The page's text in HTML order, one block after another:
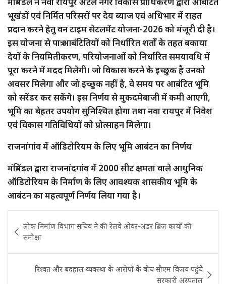
भूखंडों एवं निर्मित परिसरों पर देय ब्याज एवं अधिभार में राहत
प्रदान करने हेतु वन टाइम सेटलमेंट योजना-2026 को मंजूरी दी है।
इस योजना से पात्र आबंटितियों को निर्धारित शर्तों के तहत बकाया
देयों के नियमितीकरण, परियोजनाओं को निर्धारित समयावधि में
पूरा करने में मदद मिलेगी। जो विकास करने के इच्छुक है उनको
अवसर मिलेगा और जो इच्छुक नहीं है, वे समय पर आबंटित भूमि
को सरेंडर कर सकेंगे। इस निर्णय से मुकदमेबाजी में कमी आएगी,
भूमि का बेहतर उपयोग सुनिश्चित होगा तथा नवा रायपुर में निवेश
एवं विकास गतिविधियों को प्रोत्साहन मिलेगा।
राजनांगांव में ऑडिटोरियम के लिए भूमि आबंटन का निर्णय
मंत्रिमंडल द्वारा राजनांदगांव में 2000 सीट क्षमता वाले आधुनिक
ऑडिटोरियम के निर्माण के लिए आवश्यक शासकीय भूमि के
आबंटन का महत्वपूर्ण निर्णय लिया गया है।
navigation
लोक निर्माण विभाग सचिव ने की रेलवे ओवर-अंडर ब्रिज कार्यों की
समीक्षा
रिश्वत और बदहाल व्यवस्था के आरोपों के बीच सीएम विजय पहुंचे
सरकारी अस्पताल